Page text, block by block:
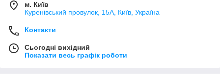
м. Київ
Куренівський провулок, 15А, Київ, Україна
Контакти
Сьогодні вихідний
Показати весь графік роботи